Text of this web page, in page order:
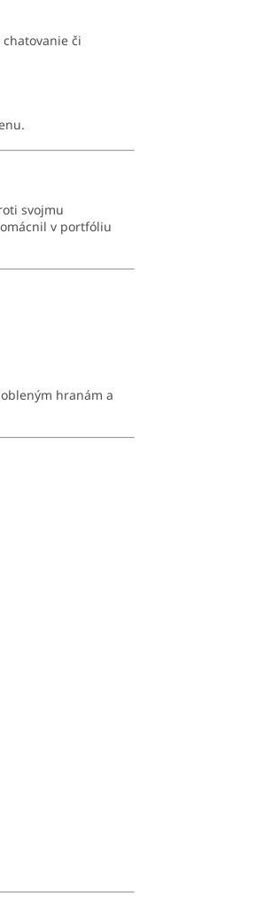
či
svojmu
v portfóliu
hranám a